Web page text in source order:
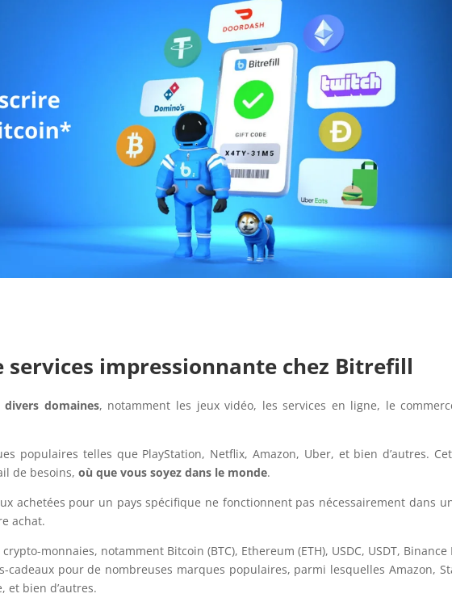
services impressionnante chez Bitrefill
divers domaines, notamment les jeux vidéo, les services en ligne, le
populaires telles que PlayStation, Netflix, Amazon, Uber, et bien d’autres.
de besoins,où que vous soyez dans le monde.
achetées pour un pays spécifique ne fonctionnent pas nécessairement dans
achat.
monnaies, notamment Bitcoin (BTC), Ethereum (ETH), USDC, USDT, Binance
cadeaux pour de nombreuses marques populaires, parmi lesquelles Amazon,
et bien d’autres.